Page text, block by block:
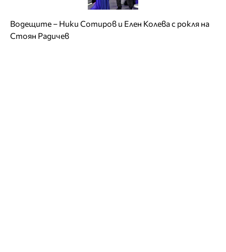
Водещите – Ники Сотиров и Елен Колева с рокля на
Стоян Радичев